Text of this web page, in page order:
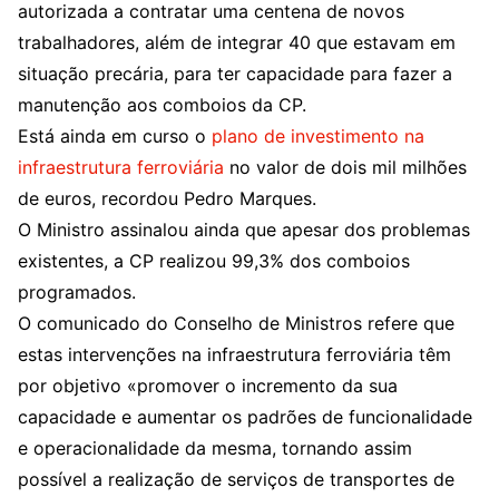
autorizada a contratar uma centena de novos
trabalhadores, além de integrar 40 que estavam em
situação precária, para ter capacidade para fazer a
manutenção aos comboios da CP.
Está ainda em curso o plano de investimento na
infraestrutura ferroviária no valor de dois mil milhões
de euros, recordou Pedro Marques.
O Ministro assinalou ainda que apesar dos problemas
existentes, a CP realizou 99,3% dos comboios
programados.
O comunicado do Conselho de Ministros refere que
estas intervenções na infraestrutura ferroviária têm
por objetivo «promover o incremento da sua
capacidade e aumentar os padrões de funcionalidade
e operacionalidade da mesma, tornando assim
possível a realização de serviços de transportes de